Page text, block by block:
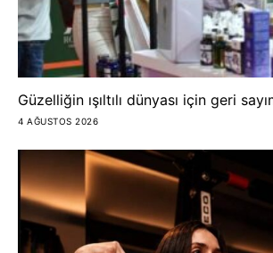
Güzelliğin ışıltılı dünyası için geri
4 AĞUSTOS 2026